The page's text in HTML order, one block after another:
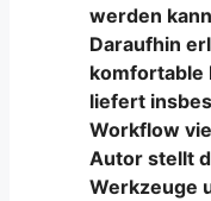
werden
Daraufhin
komfortable
liefert
Workflow
Autor stellt
Werkzeuge